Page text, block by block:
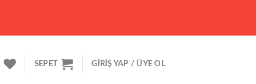
SEPET GIRIŞ YAP / ÜYE OL